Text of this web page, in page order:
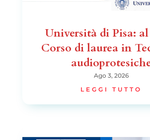
Università di Pisa:
Corso di laurea in
Ago 3, 2026
LEGGI TUTTO